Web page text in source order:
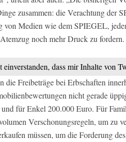
zusammen: die Verachtung der
von Medien wie dem SPIEGEL,
noch mehr Druck zu fordern.
dass mir Inhalte von
die Freibeträge bei Erbschaften
nicht gerade
für Enkel 200.000 Euro. Für
Verschonungsregeln, um zu
müssen, um die Forderung